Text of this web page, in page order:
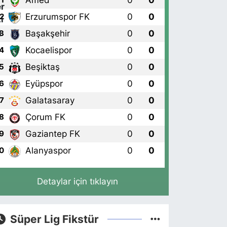
2 Erzurumspor FK 0 0
Başakşehir 0 0
Kocaelispor 0 0
Beşiktaş 0 0
Eyüpspor 0 0
7 Galatasaray 0 0
Çorum FK 0 0
Gaziantep FK 0 0
Alanyaspor 0 0
Detaylar için tıklayın
Süper Lig Fikstür